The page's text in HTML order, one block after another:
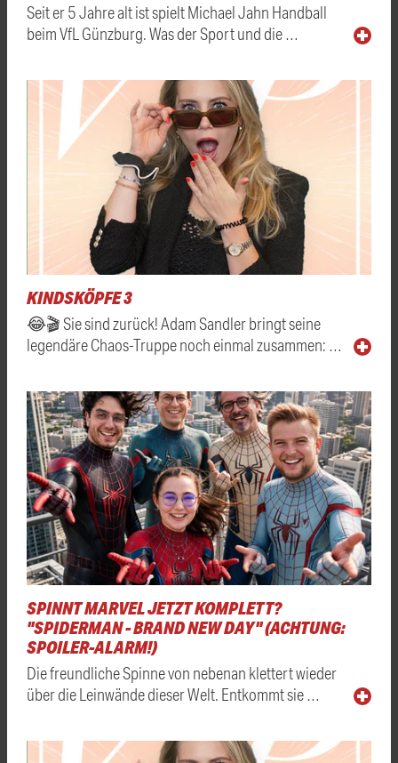
Seit er 5 Jahre alt ist spielt Michael Jahn Handball
beim VfL Günzburg. Was der Sport und die …
KINDSKÖPFE 3
😂🎬 Sie sind zurück! Adam Sandler bringt seine
legendäre Chaos-Truppe noch einmal zusammen: …
SPINNT MARVEL JETZT KOMPLETT?
"SPIDERMAN - BRAND NEW DAY" (ACHTUNG:
SPOILER-ALARM!)
Die freundliche Spinne von nebenan klettert wieder
über die Leinwände dieser Welt. Entkommt sie …